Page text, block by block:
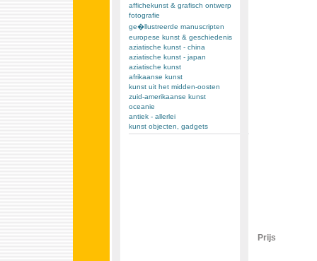
affichekunst & grafisch ontwerp
fotografie
ge�llustreerde manuscripten
europese kunst & geschiedenis
aziatische kunst - china
aziatische kunst - japan
aziatische kunst
afrikaanse kunst
kunst uit het midden-oosten
zuid-amerikaanse kunst
oceanie
antiek - allerlei
kunst objecten, gadgets
Prijs